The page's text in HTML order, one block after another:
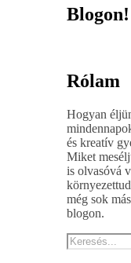
Blogon!
Rólam
Hogyan
és kreatív
Miket
is olvasóvá
még sok
blogon.